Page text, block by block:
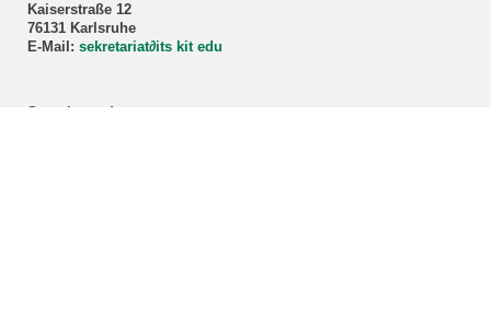
Kaiserstraße 12
76131 Karlsruhe
E-Mail: sekretariat∂its kit edu
Sprechstunde